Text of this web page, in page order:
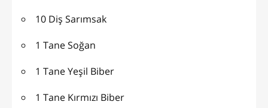
10 Diş Sarımsak
1 Tane Soğan
1 Tane Yeşil Biber
1 Tane Kırmızı Biber